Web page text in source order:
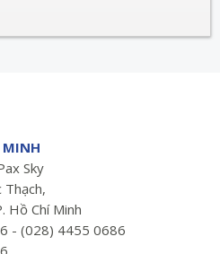
MINH
Sky
Thạch,
Hồ Chí Minh
- (028) 4455 0686